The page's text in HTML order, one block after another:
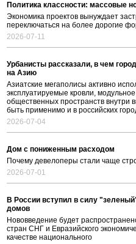
Политика классности: массовые
Экономика проектов вынуждает
переключаться на более дорогие
2026-07-11
Урбанисты рассказали, в чем
на Азию
Азиатские мегаполисы активно
эксплуатируемые кровли,
общественных пространств внутри
быть применимо и в российских
2026-07-04
Дом с пониженным расходом
Почему девелоперы стали чаще
2026-07-01
В России вступил в силу
домов
Нововведение будет
стран СНГ и Евразийского
качестве национального